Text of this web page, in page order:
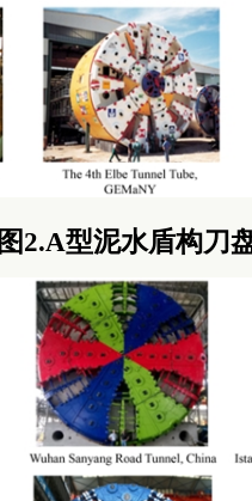
图2.A型泥水盾构刀